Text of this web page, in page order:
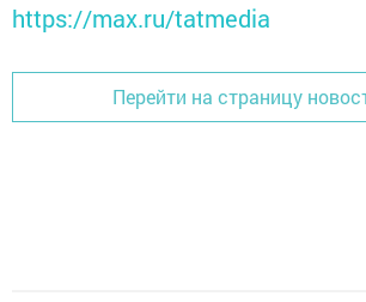
https://max.ru/tatmedia
Перейти на страницу